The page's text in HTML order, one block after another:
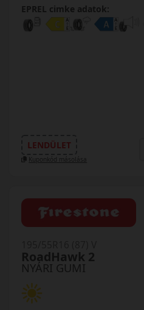
EPREL cimke adatok:
LENDÜLET
Kuponkód másolása
NYÁRI GUMI
RoadHawk 2